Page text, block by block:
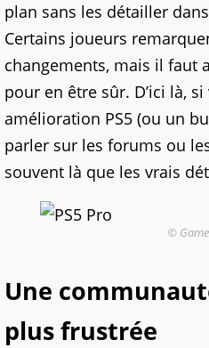
plan sans les détailler
Certains joueurs
changements, mais il faut
pour en être sûr. D’ici là,
amélioration PS5 (ou un
parler sur les forums ou
souvent là que les vrais
©
Une
plus frustrée